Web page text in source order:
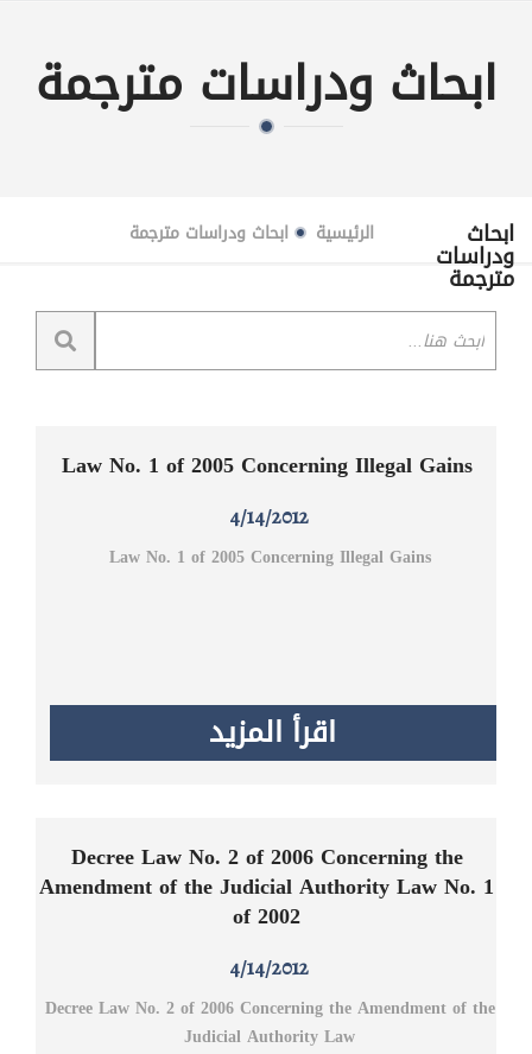
ابحاث ودراسات مترجمة
ابحاث
ودراسات
مترجمة
الرئيسية ابحاث ودراسات مترجمة
Law No. 1 of 2005 Concerning Illegal Gains
4/14/2012
Law No. 1 of 2005 Concerning Illegal Gains
اقرأ المزيد
Decree Law No. 2 of 2006 Concerning the
Amendment of the Judicial Authority Law No. 1
of 2002
4/14/2012
Decree Law No. 2 of 2006 Concerning the Amendment of the
Judicial Authority Law